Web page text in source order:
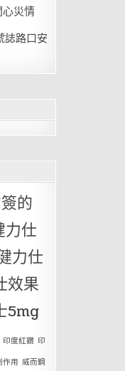
災情
誌路口安
的
力仕
力仕
效果
5mg
印度紅鑽 印
作用 威而鋼